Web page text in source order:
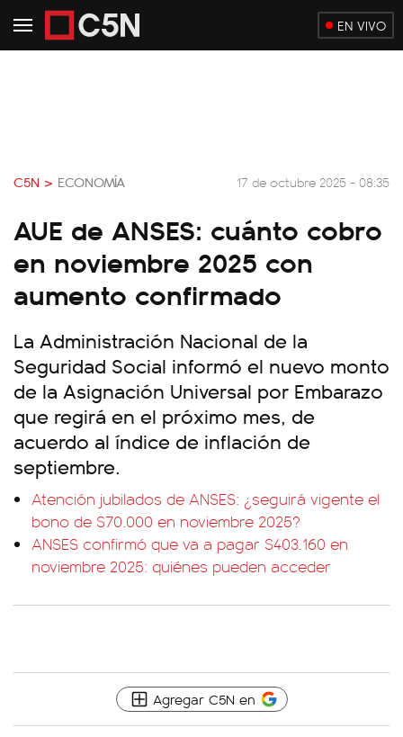
EN VIVO
C5N > ECONOMÍA 17 de octubre 2025 - 08:35
AUE de ANSES: cuánto cobro
en noviembre 2025 con
aumento confirmado
La Administración Nacional de la
Seguridad Social informó el nuevo monto
de la Asignación Universal por Embarazo
que regirá en el próximo mes, de
acuerdo al índice de inflación de
septiembre.
Atención jubilados de ANSES: ¿seguirá vigente el
bono de $70.000 en noviembre 2025?
ANSES confirmó que va a pagar $403.160 en
noviembre 2025: quiénes pueden acceder
Agregar C5N en